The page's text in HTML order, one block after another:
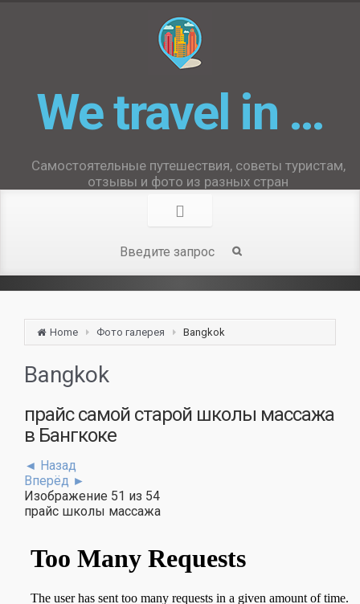
We travel in …
Самостоятельные путешествия, советы туристам,
отзывы и фото из разных стран
Home Фото галерея Bangkok
Bangkok
прайс самой старой школы массажа
в Бангкоке
◄ Назад
Вперёд ►
Изображение 51 из 54
прайс школы массажа